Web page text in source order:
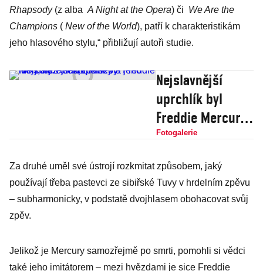
Rhapsody(z alba A Night at the Opera) či We Are the
Champions ( New of the World), patří k charakteristikám
jeho hlasového stylu,“ přibližují autoři studie.
Nejslavnější
uprchlík byl
Freddie Mercury.
Podívejte se na
utekl z Afriky
Fotogalerie
Za druhé uměl své ústrojí rozkmitat způsobem, jaký
používají třeba pastevci ze sibiřské Tuvy v hrdelním zpěvu
– subharmonicky, v podstatě dvojhlasem obohacovat svůj
zpěv.
Jelikož je Mercury samozřejmě po smrti, pomohli si vědci
také jeho imitátorem – mezi hvězdami je sice Freddie